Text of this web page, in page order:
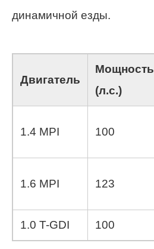
динамичной езды.
Двигатель
Мощность
(л.с.)
1.4 MPI 100
1.6 MPI 123
1.0 T-GDI 100